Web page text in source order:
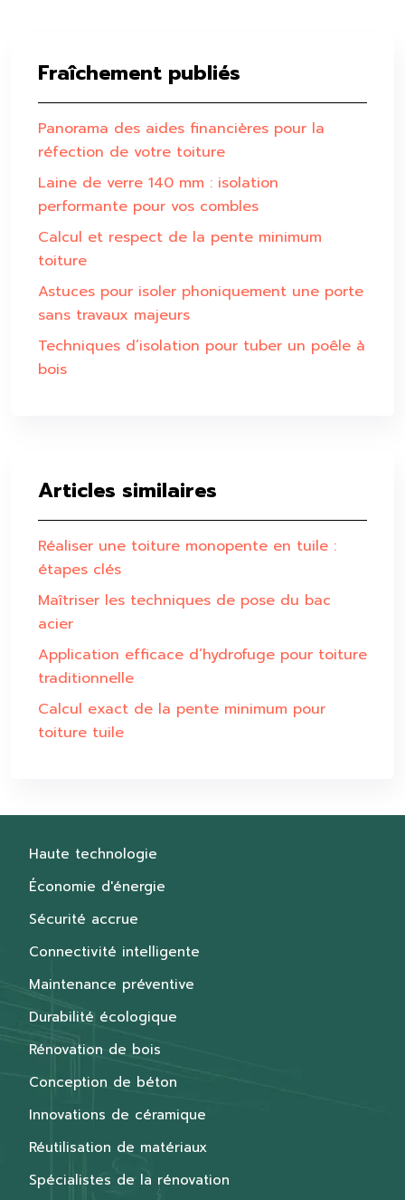
Fraîchement publiés
Panorama des aides financières pour la
réfection de votre toiture
Laine de verre 140 mm : isolation
performante pour vos combles
Calcul et respect de la pente minimum
toiture
Astuces pour isoler phoniquement une porte
sans travaux majeurs
Techniques d’isolation pour tuber un poêle à
bois
Articles similaires
Réaliser une toiture monopente en tuile :
étapes clés
Maîtriser les techniques de pose du bac
acier
Application efficace d’hydrofuge pour toiture
traditionnelle
Calcul exact de la pente minimum pour
toiture tuile
Haute technologie
Économie d'énergie
Sécurité accrue
Connectivité intelligente
Maintenance préventive
Durabilité écologique
Rénovation de bois
Conception de béton
Innovations de céramique
Réutilisation de matériaux
Spécialistes de la rénovation